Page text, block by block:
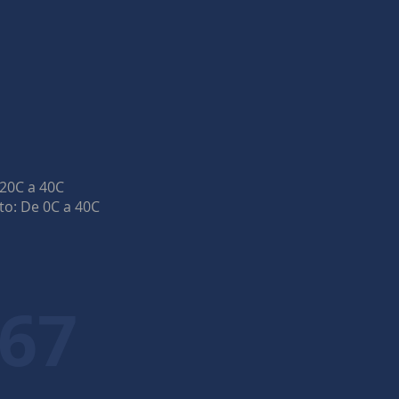
a 40C
De 0C a 40C